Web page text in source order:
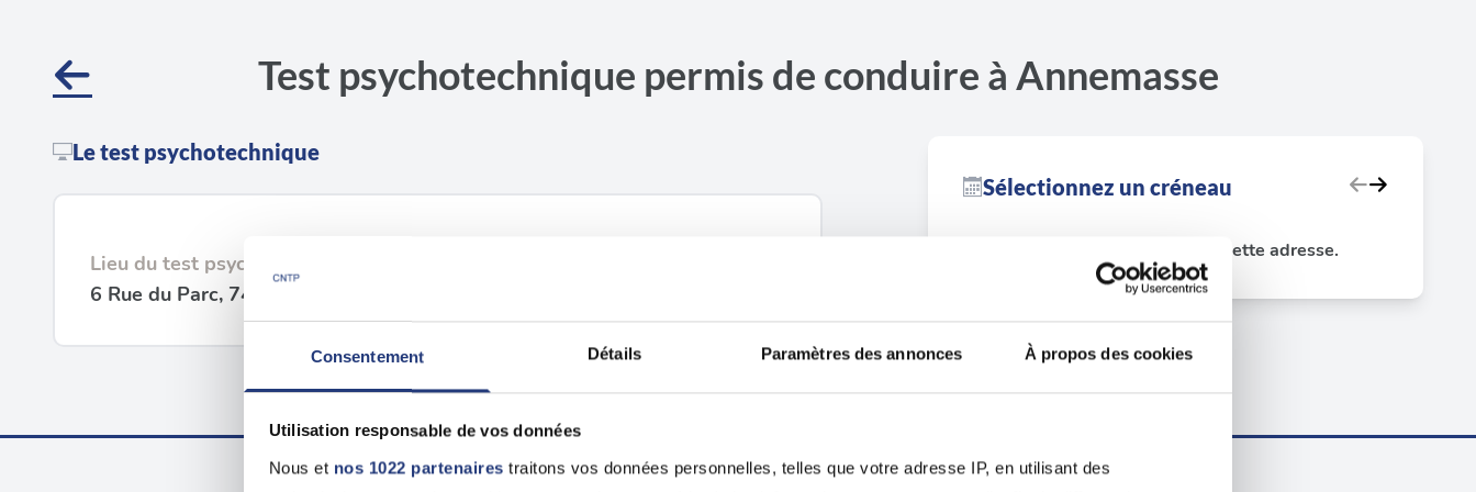
Consentement Détails Paramètres des annonces À propos des cookies
Utilisation responsable de vos données
Nous et nos 1022 partenaires traitons vos données personnelles, telles que votre adresse IP, en utilisant des
Test psychotechnique permis de conduire à Annemasse
Le test psychotechnique
Lieu du test psychotechnique
6 Rue du Parc, 74100 Annemasse
Sélectionnez un créneau
Aucun test disponible sur cette adresse.